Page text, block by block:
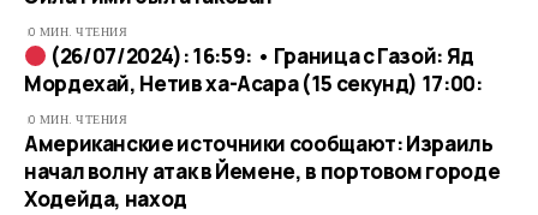
0 МИН. ЧТЕНИЯ
(26/07/2024): 16:59: • Граница с Газой: Яд
Мордехай, Нетив ха-Асара (15 секунд) 17:00:
0 МИН. ЧТЕНИЯ
Американские источники сообщают: Израиль
начал волну атак в Йемене, в портовом городе
Ходейда, наход